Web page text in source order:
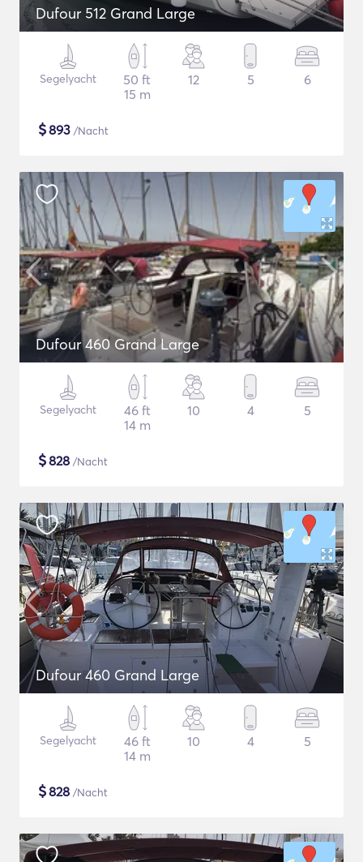
Dufour 512 Grand Large
Segelyacht
50 ft
15 m
12 5 6
$893 /Nacht
Dufour 460 Grand Large
Segelyacht
46 ft
14 m
10 4 5
$828 /Nacht
Dufour 460 Grand Large
Segelyacht
46 ft
14 m
10 4 5
$828 /Nacht